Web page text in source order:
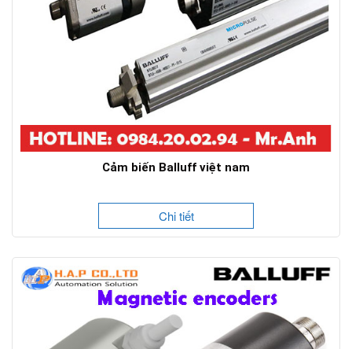
Cảm biến Balluff việt nam
Chi tiết